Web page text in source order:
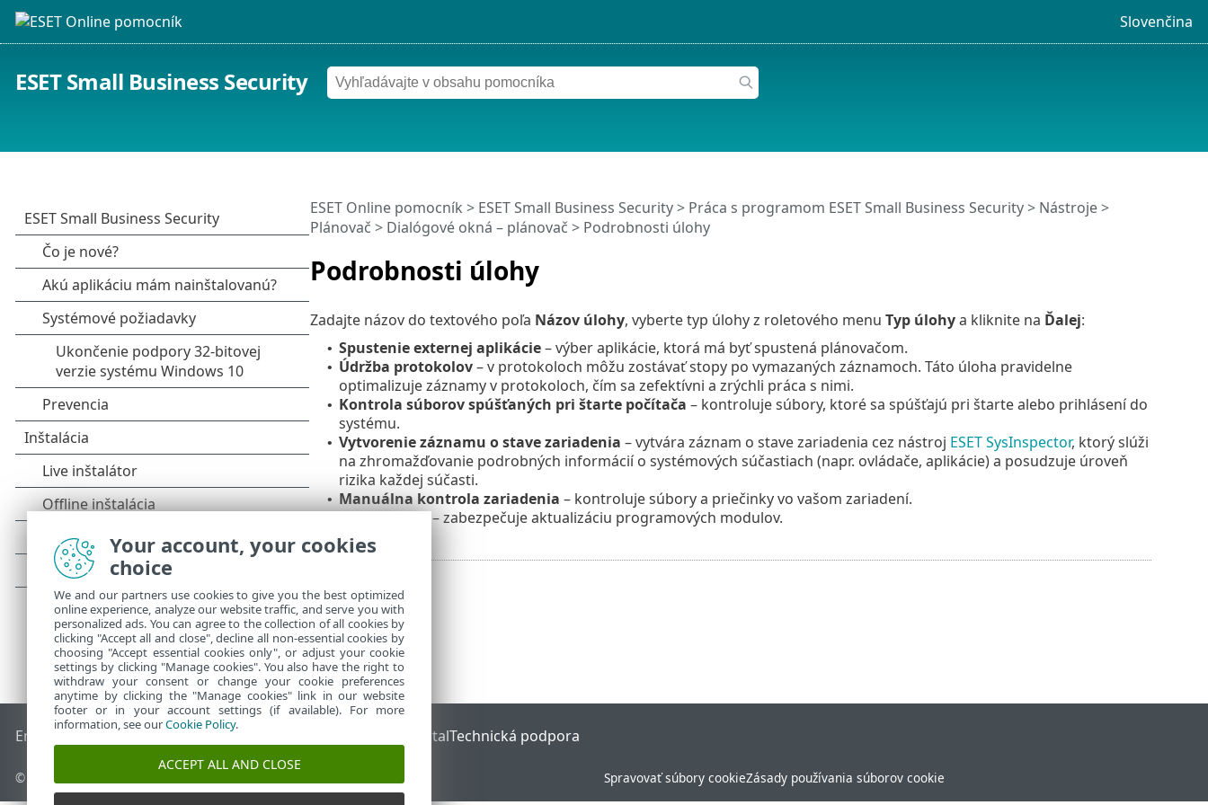
Slovenčina
ESET Small Business Security
Podrobnosti úlohy
ESET Online pomocník > ESET Small Business Security> Práca s programom ESET Small Business Security> Nástroje>
Plánovač > Dialógové okná – plánovač > Podrobnosti úlohy
Zadajte názov do textového poľa Názov úlohy, vyberte typ úlohy z roletového menu Typ úlohya kliknite na Ďalej:
• Spustenie externej aplikácie– výber aplikácie, ktorá má byť spustená plánovačom.
• Údržba protokolov– v protokoloch môžu zostávať stopy po vymazaných záznamoch. Táto úloha pravidelne
optimalizuje záznamy v protokoloch, čím sa zefektívni a zrýchli práca s nimi.
• Kontrola súborov spúšťaných pri štarte počítača – kontroluje súbory, ktoré sa spúšťajú pri štarte alebo prihlásení do
systému.
• Vytvorenie záznamu o stave zariadenia – vytvára záznam o stave zariadenia cez nástroj ESET SysInspector, ktorý slúži
na zhromažďovanie podrobných informácií o systémových súčastiach (napr. ovládače, aplikácie) a posudzuje úroveň
rizika každej súčasti.
• Manuálna kontrola zariadenia – kontroluje súbory a priečinky vo vašom zariadení.
Aktualizácia– zabezpečuje aktualizáciu programových modulov.
End of Life Databáza znalostí ESET ESET Status PortalTechnická podpora
© 1992 - 2026 ESET, spol. s r. o. Všetky práva vyhradené. Spravovať súbory cookieZásady používania súborov cookie
Your account, your cookies
choice
We and our partners use cookies to give you the best optimized
online experience, analyze our website traffic, and serve you with
personalized ads. You can agree to the collection of all cookies by
clicking "Accept all and close", decline all non-essential cookies by
choosing "Accept essential cookies only", or adjust your cookie
settings by clicking "Manage cookies". You also have the right to
withdraw your consent or change your cookie preferences
anytime by clicking the "Manage cookies" link in our website
footer or in your account settings (if available). For more
information, see ourCookie Policy.
ACCEPT ALL AND CLOSE